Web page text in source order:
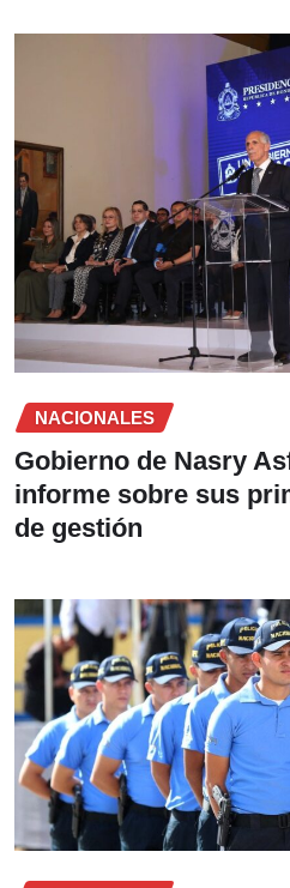
NACIONALES
Gobierno de Nasry
informe sobre sus
de gestión